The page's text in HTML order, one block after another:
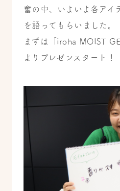
奮の中、いよいよ各アイ
を語ってもらいました。
まずは「iroha MOIST
よりプレゼンスタート！